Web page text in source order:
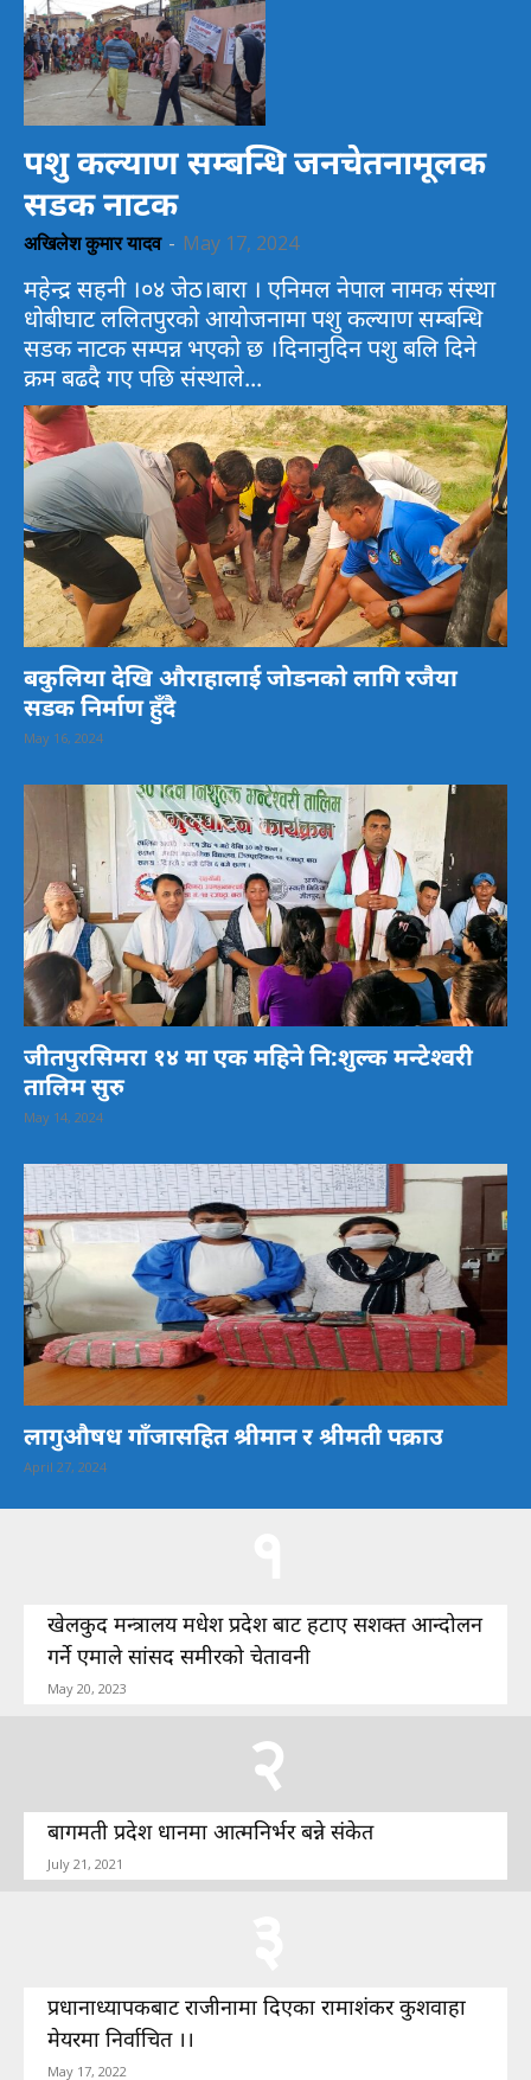
पशु कल्याण सम्बन्धि जनचेतनामूलक
सडक नाटक
अखिलेश कुमार यादव - May 17, 2024
महेन्द्र सहनी ।०४ जेठ।बारा । एनिमल नेपाल नामक संस्था
धोबीघाट ललितपुरको आयोजनामा पशु कल्याण सम्बन्धि
सडक नाटक सम्पन्न भएको छ ।दिनानुदिन पशु बलि दिने
क्रम बढदै गए पछि संस्थाले...
बकुलिया देखि औराहालाई जोडनको लागि रजैया
सडक निर्माण हुँदै
May 16, 2024
जीतपुरसिमरा १४ मा एक महिने नि:शुल्क मन्टेश्वरी
तालिम सुरु
May 14, 2024
लागुऔषध गाँजासहित श्रीमान र श्रीमती पक्राउ
April 27, 2024
खेलकुद मन्त्रालय मधेश प्रदेश बाट हटाए सशक्त आन्दोलन
गर्ने एमाले सांसद समीरको चेतावनी
May 20, 2023
२
बागमती प्रदेश धानमा आत्मनिर्भर बन्ने संकेत
July 21, 2021
प्रधानाध्यापकबाट राजीनामा दिएका रामाशंकर कुशवाहा
मेयरमा निर्वाचित ।।
May 17, 2022